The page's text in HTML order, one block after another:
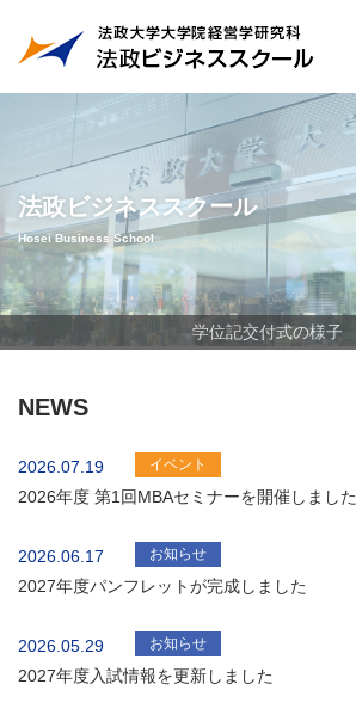
学位記交付式の様子
学位記交付式の様子
法政ビジネススクール
Hosei Business School
NEWS
2026.07.19 イベント
2026年度 第1回MBAセミナーを開催しました
2026.06.17 お知らせ
2027年度パンフレットが完成しました
2026.05.29 お知らせ
2027年度入試情報を更新しました